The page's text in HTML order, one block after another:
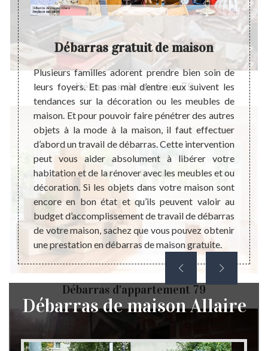
Débarras de maison 79
Débarras d'appartement 79
de
le
frais
de
au
Débarras gratuit de maison
Plusieurs familles adorent prendre bien soin de
leurs foyers. Et pas mal d’entre eux suivent les
tendances sur la décoration ou les meubles de
maison. Et pour pouvoir faire pénétrer des autres
objets à la mode à la maison, il faut effectuer
d’abord un travail de débarras. Cette intervention
peut vous aider absolument à libérer votre
habitation et de la rénover avec les meubles et ou
décoration. Si les objets dans votre maison sont
encore en bon état et qu’ils peuvent valoir au
budget d’accomplissement de travail de débarras
de votre maison, sachez que vous pouvez obtenir
une prestation en débarras de maison gratuite.
de
Débarras de maison Allaire